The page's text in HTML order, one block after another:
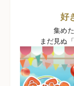
好
集め
まだ見ぬ